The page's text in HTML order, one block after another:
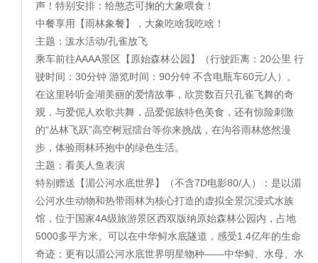
声！特别安排：给憨态可掬的大象喂食！
中餐享用【雨林象餐】，大象吃啥我吃啥！
主题：泼水活动/孔雀放飞
乘车前往AAAA景区【原始森林公园】（行驶距离：20公里 行
驶时间：30分钟 游览时间：90分钟 不含电瓶车60元/人）。
在这里聆听金湖美丽的爱情故事，欣赏数百只孔雀飞舞的奇
观，与爱伲人欢歌共舞，品爱伲族特色美食，还有惊险刺激
的“丛林飞跃”高空树冠擂台等你来挑战，在沟谷雨林悠然漫
步，体验雨林环抱中的绿色生活。
主题：看美人鱼表演
特别赠送【湄公河水底世界】（不含7D电影80/人）：是以湄
公河水生动物和热带雨林为核心打造的虚拟全景沉浸式水族
馆，位于国家4A级旅游景区西双版纳原始森林公园内，占地
5000多平方米。可以在中华鲟水底隧道，感受1.4亿年的生命
奇迹；更有以湄公河水底世界明星物种——中华鲟、水母、水